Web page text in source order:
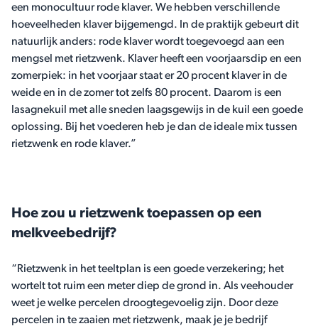
een monocultuur rode klaver. We hebben verschillende
hoeveelheden klaver bijgemengd. In de praktijk gebeurt dit
natuurlijk anders: rode klaver wordt toegevoegd aan een
mengsel met rietzwenk. Klaver heeft een voorjaarsdip en een
zomerpiek: in het voorjaar staat er 20 procent klaver in de
weide en in de zomer tot zelfs 80 procent. Daarom is een
lasagnekuil met alle sneden laagsgewijs in de kuil een goede
oplossing. Bij het voederen heb je dan de ideale mix tussen
rietzwenk en rode klaver.”
Hoe zou u rietzwenk toepassen op een
melkveebedrijf?
“Rietzwenk in het teeltplan is een goede verzekering; het
wortelt tot ruim een meter diep de grond in. Als veehouder
weet je welke percelen droogtegevoelig zijn. Door deze
percelen in te zaaien met rietzwenk, maak je je bedrijf